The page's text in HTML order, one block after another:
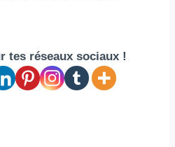
tes réseaux sociaux !